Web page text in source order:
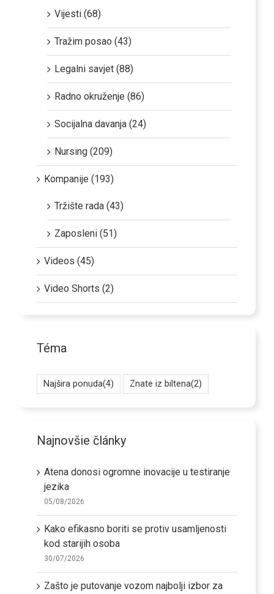
Vijesti (68)
Tražim posao (43)
Legalni savjet (88)
Radno okruženje (86)
Socijalna davanja (24)
Nursing (209)
Kompanije (193)
Tržište rada (43)
Zaposleni (51)
Videos (45)
Video Shorts (2)
Téma
Najšira ponuda(4) Znate iz biltena(2)
Najnovšie články
Atena donosi ogromne inovacije u testiranje
jezika
05/08/2026
Kako efikasno boriti se protiv usamljenosti
kod starijih osoba
30/07/2026
Zašto je putovanje vozom najbolji izbor za